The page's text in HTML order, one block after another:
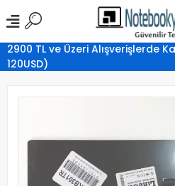
2900 TL ve Üzeri Alışverişlerde
120USD)